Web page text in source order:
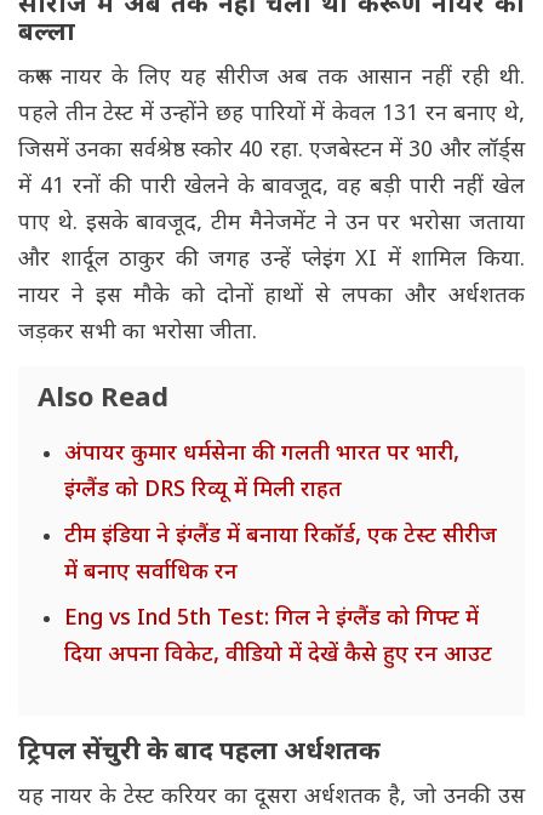
बल्ला
करूण नायर के लिए यह सीरीज अब तक आसान नहीं रही थी.
पहले तीन टेस्ट में उन्होंने छह पारियों में केवल 131 रन बनाए थे,
जिसमें उनका सर्वश्रेष्ठ स्कोर 40 रहा. एजबेस्टन में 30 और लॉर्ड्स
में 41 रनों की पारी खेलने के बावजूद, वह बड़ी पारी नहीं खेल
पाए थे. इसके बावजूद, टीम मैनेजमेंट ने उन पर भरोसा जताया
और शार्दूल ठाकुर की जगह उन्हें प्लेइंग XI में शामिल किया.
नायर ने इस मौके को दोनों हाथों से लपका और अर्धशतक
जड़कर सभी का भरोसा जीता.
Also Read
अंपायर कुमार धर्मसेना की गलती भारत पर भारी,
इंग्लैंड को DRS रिव्यू में मिली राहत
टीम इंडिया ने इंग्लैंड में बनाया रिकॉर्ड, एक टेस्ट सीरीज
में बनाए सर्वाधिक रन
Eng vs Ind 5th Test: गिल ने इंग्लैंड को गिफ्ट में
दिया अपना विकेट, वीडियो में देखें कैसे हुए रन आउट
ट्रिपल सेंचुरी के बाद पहला अर्धशतक
यह नायर के टेस्ट करियर का दूसरा अर्धशतक है, जो उनकी उस